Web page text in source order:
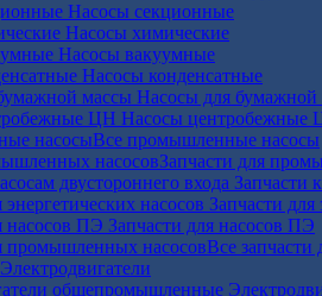
Насосы секционные
Насосы химические
Насосы вакуумные
Насосы конденсатные
Насосы для бумажной
Насосы центробежные
Все промышленные насосы
Запчасти для
Запчасти
Запчасти для
Запчасти для насосов ПЭ
Все
Электродвигатели